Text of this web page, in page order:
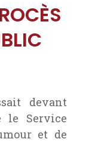
devant
le Service
et de